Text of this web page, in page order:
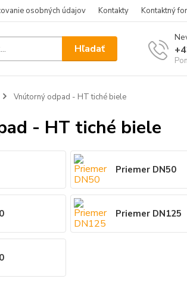
osobných údajov Kontakty Kontaktný
Hľadať
Vnútorný odpad - HT tiché biele
- HT tiché biele
Priemer DN50
Priemer DN125